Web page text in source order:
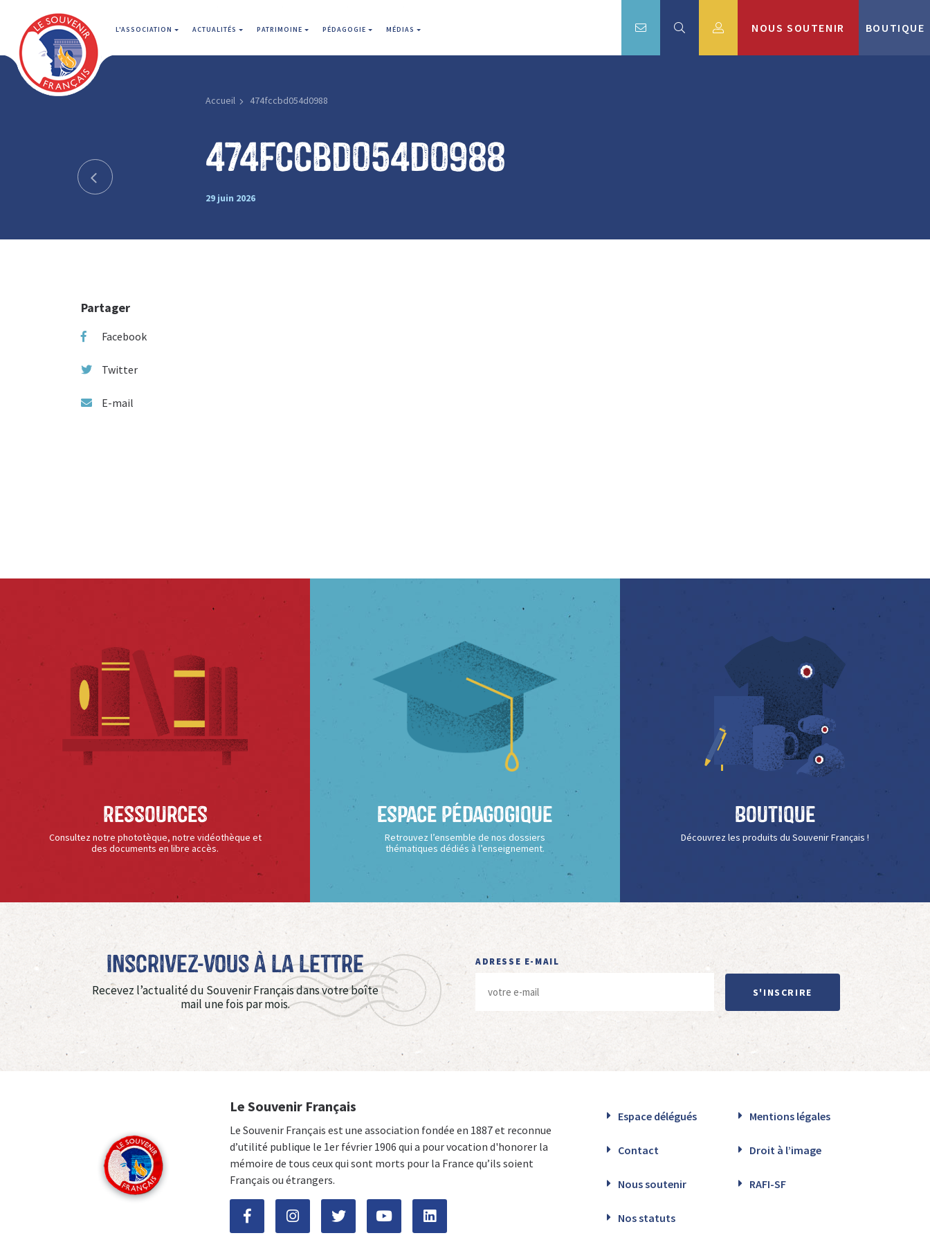
L'ASSOCIATION ACTUALITÉS PATRIMOINE PÉDAGOGIE MÉDIAS NOUS SOUTENIR BOUTIQUE
Accueil 474fccbd054d0988
474fccbd054d0988
29 juin 2026
Partager
Facebook
Twitter
E-mail
Ressources
Consultez notre phototèque, notre vidéothèque et
des documents en libre accès.
Espace Pédagogique
Retrouvez l’ensemble de nos dossiers
thématiques dédiés à l’enseignement.
Boutique
Découvrez les produits du Souvenir Français !
Inscrivez-vous à La Lettre
Recevez l’actualité du Souvenir Français dans votre boîte
mail une fois par mois.
ADRESSE E-MAIL
S'INSCRIRE
Le Souvenir Français
Le Souvenir Français est une association fondée en 1887 et reconnue
d’utilité publique le 1er février 1906 qui a pour vocation d'honorer la
mémoire de tous ceux qui sont morts pour la France qu’ils soient
Français ou étrangers.
Espace délégués Mentions légales
Contact Droit à l’image
Nous soutenir RAFI-SF
Nos statuts